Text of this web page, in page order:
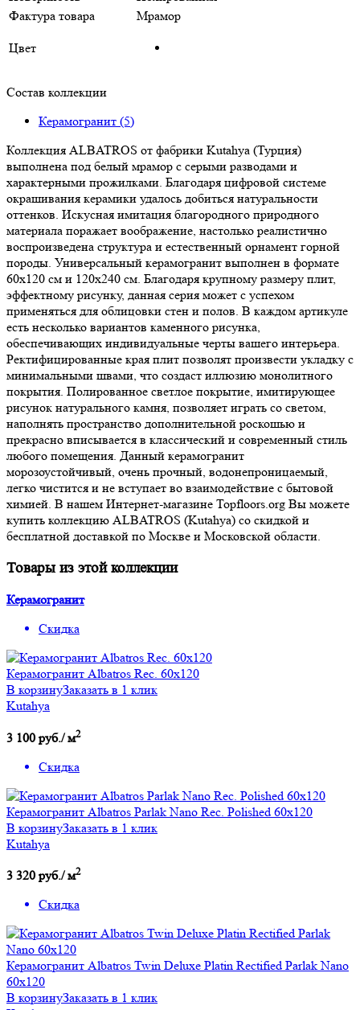
Фактура товара
Мрамор
Цвет
Состав коллекции
Керамогранит (5)
Коллекция ALBATROS от фабрики Kutahya (Турция)
выполнена под белый мрамор с серыми разводами и
характерными прожилками. Благодаря цифровой системе
окрашивания керамики удалось добиться натуральности
оттенков. Искусная имитация благородного природного
материала поражает воображение, настолько реалистично
воспроизведена структура и естественный орнамент горной
породы. Универсальный керамогранит выполнен в формате
60х120 см и 120х240 см. Благодаря крупному размеру плит,
эффектному рисунку, данная серия может с успехом
применяться для облицовки стен и полов. В каждом артикуле
есть несколько вариантов каменного рисунка,
обеспечивающих индивидуальные черты вашего интерьера.
Ректифицированные края плит позволят произвести укладку с
минимальными швами, что создаст иллюзию монолитного
покрытия. Полированное светлое покрытие, имитирующее
рисунок натурального камня, позволяет играть со светом,
наполнять пространство дополнительной роскошью и
прекрасно вписывается в классический и современный стиль
любого помещения. Данный керамогранит
морозоустойчивый, очень прочный, водонепроницаемый,
легко чистится и не вступает во взаимодействие с бытовой
химией. В нашем Интернет-магазине Topfloors.org Вы можете
купить коллекцию ALBATROS (Kutahya) со скидкой и
бесплатной доставкой по Москве и Московской области.
Товары из этой коллекции
Керамогранит
Скидка
Керамогранит Albatros Rec. 60x120
В корзинуЗаказать в 1 клик
Kutahya
3 100 руб./ м2
Скидка
Керамогранит Albatros Parlak Nano Rec. Polished 60x120
В корзинуЗаказать в 1 клик
Kutahya
3 320 руб./ м2
Скидка
Керамогранит Albatros Twin Deluxe Platin Rectified Parlak Nano
60x120
В корзинуЗаказать в 1 клик